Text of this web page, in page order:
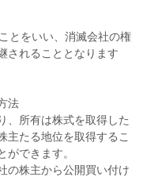
とをいい、消滅会社の権
されることとなります
法
、所有は株式を取得した
主たる地位を取得するこ
ができます。
の株主から公開買い付け